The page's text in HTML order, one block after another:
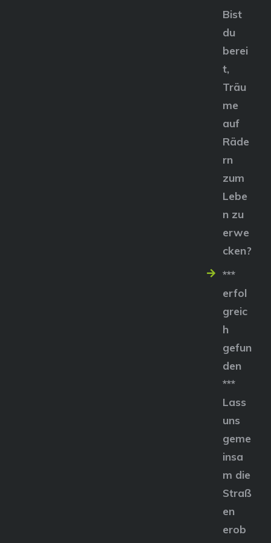
Bist
du
berei
t,
Träu
me
auf
Räde
rn
zum
Lebe
n zu
erwe
cken?
***
erfol
greic
h
gefun
den
***
Lass
uns
geme
insa
m die
Straß
en
erob